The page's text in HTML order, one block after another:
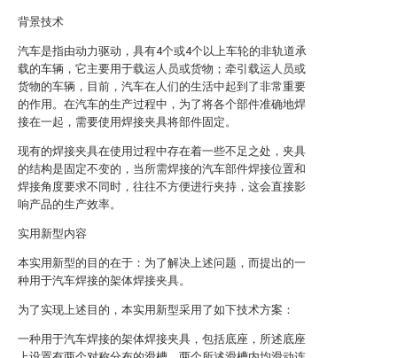
背景技术
汽车是指由动力驱动，具有4个或4个以上车轮的非轨道承
载的车辆，它主要用于载运人员或货物；牵引载运人员或
货物的车辆，目前，汽车在人们的生活中起到了非常重要
的作用。在汽车的生产过程中，为了将各个部件准确地焊
接在一起，需要使用焊接夹具将部件固定。
现有的焊接夹具在使用过程中存在着一些不足之处，夹具
的结构是固定不变的，当所需焊接的汽车部件焊接位置和
焊接角度要求不同时，往往不方便进行夹持，这会直接影
响产品的生产效率。
实用新型内容
本实用新型的目的在于：为了解决上述问题，而提出的一
种用于汽车焊接的架体焊接夹具。
为了实现上述目的，本实用新型采用了如下技术方案：
一种用于汽车焊接的架体焊接夹具，包括底座，所述底座